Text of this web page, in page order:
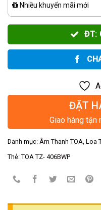
Nhiều khuyến mãi mới
ĐT:
ĐẶT
Giao hàng tận
Danh mục: Âm Thanh TOA, Loa
Thẻ: TOA TZ- 406BWP